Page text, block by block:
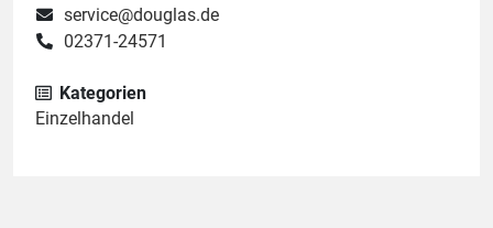
service@douglas.de
02371-24571
Kategorien
Einzelhandel